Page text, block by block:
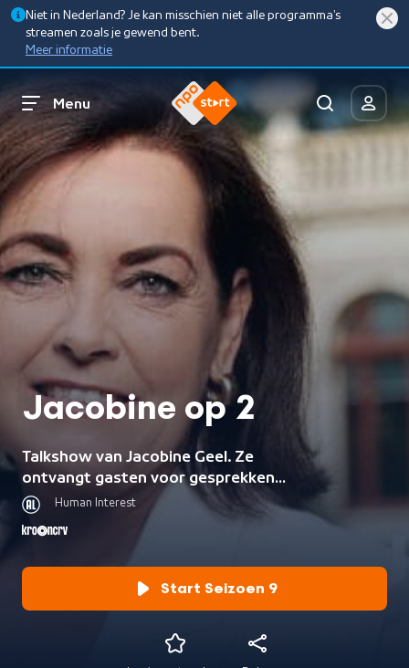
Niet in Nederland? Je kan misschien niet alle programma’s
streamen zoals je gewend bent.
Meer informatie
Menu
Jacobine op 2
Talkshow van Jacobine Geel. Ze
ontvangt gasten voor gesprekken
over actualiteit en ‘de zin’ in
samenleving en cultuur.
Human Interest
Start Seizoen 9